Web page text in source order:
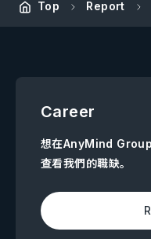
Top Report
Career
想在AnyMind Group
查看我們的職缺。